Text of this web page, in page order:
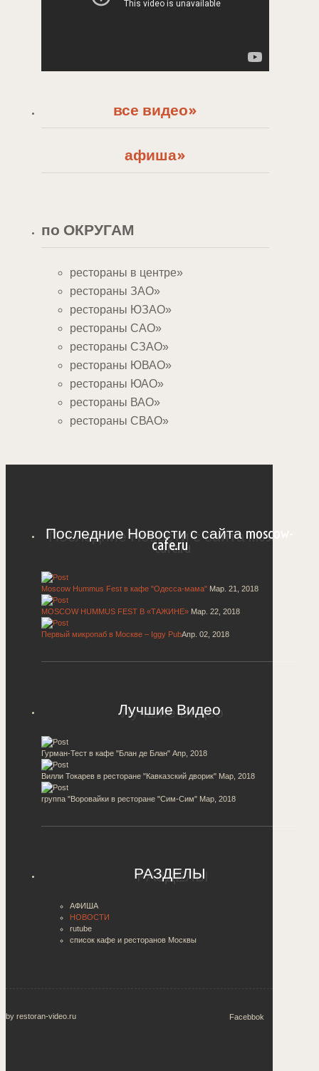
все видео»
афиша»
по ОКРУГАМ
рестораны в центре»
рестораны ЗАО»
рестораны ЮЗАО»
рестораны САО»
рестораны СЗАО»
рестораны ЮВАО»
рестораны ЮАО»
рестораны ВАО»
рестораны СВАО»
Последние Новости с сайта moscow-
cafe.ru
Moscow Hummus Fest в кафе "Одесса-мама" Мар. 21, 2018
MOSCOW HUMMUS FEST В «ТАЖИНЕ» Мар. 22, 2018
Первый микропаб в Москве – Iggy PubАпр. 02, 2018
Лучшие Видео
Гурман-Тест в кафе "Блан де Блан" Апр, 2018
Вилли Токарев в ресторане "Кавказский дворик" Мар, 2018
группа "Воровайки в ресторане "Сим-Сим" Мар, 2018
РАЗДЕЛЫ
АФИША
НОВОСТИ
rutube
список кафе и ресторанов Москвы
by restoran-video.ru Facebbok